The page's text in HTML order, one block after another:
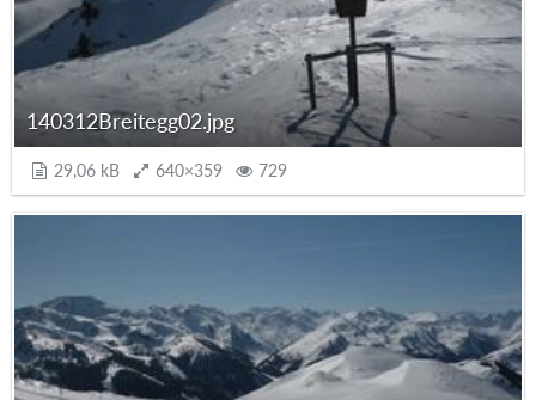
140312Breitegg02.jpg
29,06 kB 640×359 729